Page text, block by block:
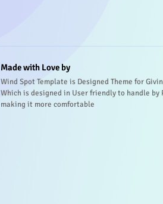
Made with Love by
Wind Spot Template is Designed Theme for
Which is designed in User friendly to handle
making it more comfortable